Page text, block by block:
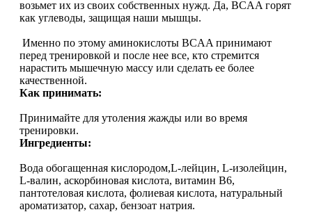
Порошковые BCAA
BCAA в таблетках и капсулах
Креатин
Изотоники
возьмет их из своих собственных нужд. Да, BCAA горят
как углеводы, защищая наши мышцы.
Именно по этому аминокислоты BCAA принимают
перед тренировкой и после нее все, кто стремится
нарастить мышечную массу или сделать ее более
качественной.
Как принимать:
Принимайте для утоления жажды или во время
тренировки.
Ингредиенты:
Вода обогащенная кислородом,L-лейцин, L-изолейцин,
L-валин, аскорбиновая кислота, витамин В6,
пантотеловая кислота, фолиевая кислота, натуральный
ароматизатор, сахар, бензоат натрия.